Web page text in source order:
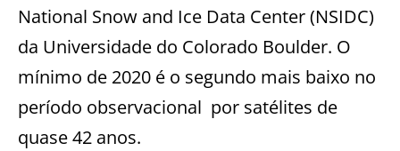
National Snow and Ice Data Center (NSIDC)
da Universidade do Colorado Boulder. O
mínimo de 2020 é o segundo mais baixo no
período observacional por satélites de
quase 42 anos.